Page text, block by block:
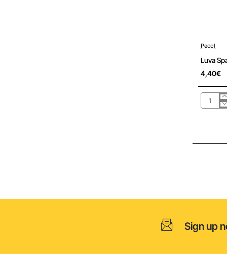
Pré-
Pecol
Luva
4,40€
Luva
9/L
Sign up